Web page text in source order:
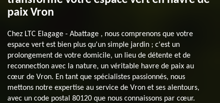
paix Vron
Chez LTC Elagage - Abattage , nous comprenons que votre
espace vert est bien plus qu'un simple jardin ; c'est un
prolongement de votre domicile, un lieu de détente et de
reconnection avec la nature, un véritable havre de paix au
cœur de Vron. En tant que spécialistes passionnés, nous
mettons notre expertise au service de Vron et ses alentours,
avec un code postal 80120 que nous connaissons par cœur.